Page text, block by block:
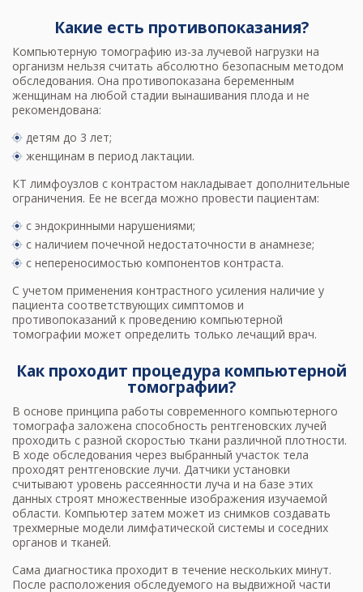
Какие есть противопоказания?
Компьютерную томографию из-за лучевой нагрузки на
организм нельзя считать абсолютно безопасным методом
обследования. Она противопоказана беременным
женщинам на любой стадии вынашивания плода и не
рекомендована:
детям до 3 лет;
женщинам в период лактации.
КТ лимфоузлов с контрастом накладывает дополнительные
ограничения. Ее не всегда можно провести пациентам:
с эндокринными нарушениями;
с наличием почечной недостаточности в анамнезе;
с непереносимостью компонентов контраста.
С учетом применения контрастного усиления наличие у
пациента соответствующих симптомов и
противопоказаний к проведению компьютерной
томографии может определить только лечащий врач.
Как проходит процедура компьютерной
томографии?
В основе принципа работы современного компьютерного
томографа заложена способность рентгеновских лучей
проходить с разной скоростью ткани различной плотности.
В ходе обследования через выбранный участок тела
проходят рентгеновские лучи. Датчики установки
считывают уровень рассеянности луча и на базе этих
данных строят множественные изображения изучаемой
области. Компьютер затем может из снимков создавать
трехмерные модели лимфатической системы и соседних
органов и тканей.
Сама диагностика проходит в течение нескольких минут.
После расположения обследуемого на выдвижной части